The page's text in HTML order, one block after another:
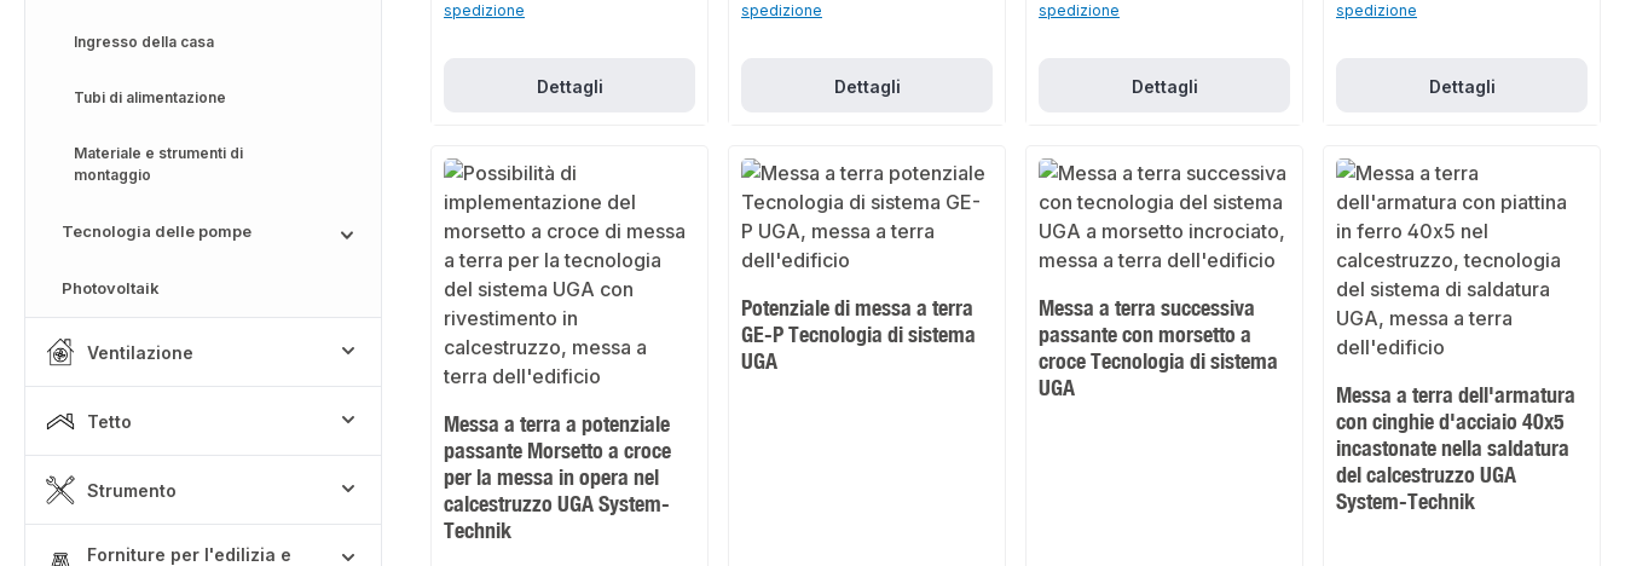
Ingresso della casa
Tubi di alimentazione
Materiale e strumenti di
montaggio
Tecnologia delle pompe
Photovoltaik
Ventilazione
Tetto
Strumento
Forniture per l'edilizia e
spedizione
Dettagli
spedizione
Dettagli
spedizione
Dettagli
spedizione
Dettagli
Messa a terra a potenziale
passante Morsetto a croce
per la messa in opera nel
calcestruzzo UGA System-
Technik
Potenziale di messa a terra
GE-P Tecnologia di sistema
UGA
Messa a terra successiva
passante con morsetto a
croce Tecnologia di sistema
UGA
Messa a terra dell'armatura
con cinghie d'acciaio 40x5
incastonate nella saldatura
del calcestruzzo UGA
System-Technik